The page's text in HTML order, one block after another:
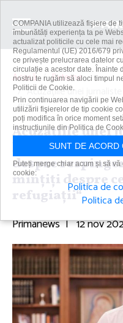
Acasă
Externe
Acuzaţiile unei
grec:...
Acuzaţiile unei
la adresa
despre
minţiţi despre
refugiaţii“
Primanews | 12 nov
COMPANIA utilizează fişiere de
îmbunătăți experiența ta pe
actualizat politicile cu cele mai
Regulamentul (UE) 2016/679
ce privește prelucrarea datelor
circulație a acestor date. Înainte
nostru te rugăm să aloci timpul
Politicii de Cookie.
Prin continuarea navigării pe
utilizării fişierelor de tip cookie
poți modifica în orice moment
instrucțiunile din Politica de
SUNT DE ACORD
Puteți merge chiar acum și să
cookie:
Politica de
Politica